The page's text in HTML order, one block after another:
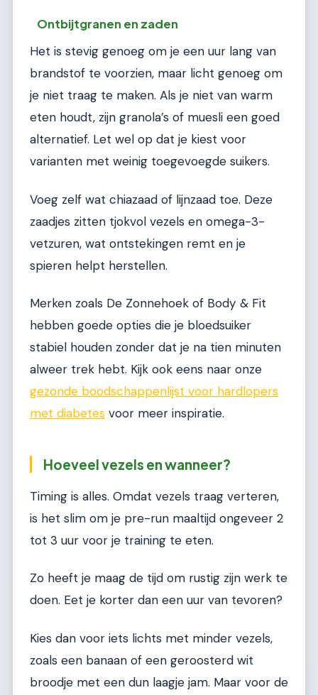
Ontbijtgranen en zaden
Het is stevig genoeg om je een uur lang van
brandstof te voorzien, maar licht genoeg om
je niet traag te maken. Als je niet van warm
eten houdt, zijn granola’s of muesli een goed
alternatief. Let wel op dat je kiest voor
varianten met weinig toegevoegde suikers.
Voeg zelf wat chiazaad of lijnzaad toe. Deze
zaadjes zitten tjokvol vezels en omega-3-
vetzuren, wat ontstekingen remt en je
spieren helpt herstellen.
Merken zoals De Zonnehoek of Body & Fit
hebben goede opties die je bloedsuiker
stabiel houden zonder dat je na tien minuten
alweer trek hebt. Kijk ook eens naar onze
gezonde boodschappenlijst voor hardlopers
met diabetes voor meer inspiratie.
Hoeveel vezels en wanneer?
Timing is alles. Omdat vezels traag verteren,
is het slim om je pre-run maaltijd ongeveer 2
tot 3 uur voor je training te eten.
Zo heeft je maag de tijd om rustig zijn werk te
doen. Eet je korter dan een uur van tevoren?
Kies dan voor iets lichts met minder vezels,
zoals een banaan of een geroosterd wit
broodje met een dun laagje jam. Maar voor de